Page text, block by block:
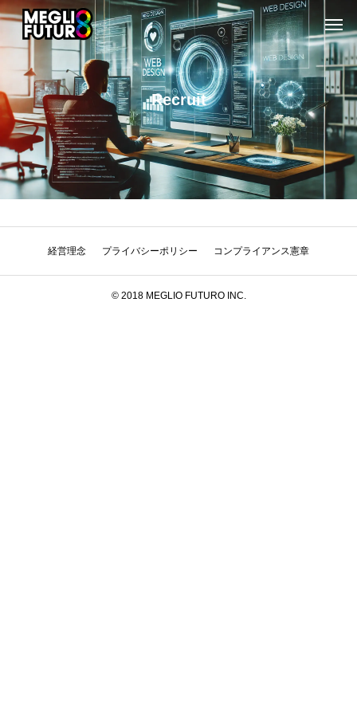
Recruit
経営理念 プライバシーポリシー コンプライアンス憲章
© 2018 MEGLIO FUTURO INC.